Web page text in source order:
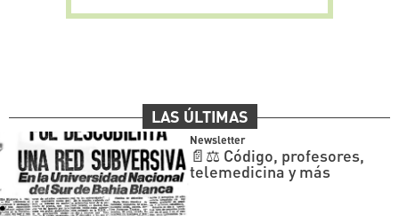
LAS ÚLTIMAS
Newsletter
📄⚖️ Código, profesores,
telemedicina y más